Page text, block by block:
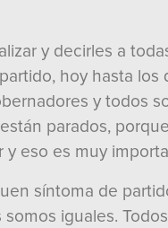
y decirles a
hoy hasta los
y todos
parados,
y eso es muy
síntoma de
somos iguales.